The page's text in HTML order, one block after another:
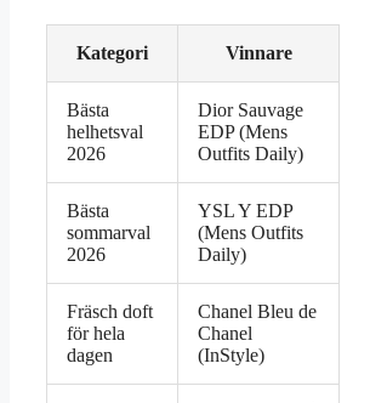
Kategori Vinnare
Bästa
helhetsval
2026
Dior Sauvage
EDP (Mens
Outfits Daily)
Bästa
sommarval
2026
YSL Y EDP
(Mens Outfits
Daily)
Fräsch doft
för hela
dagen
Chanel Bleu de
Chanel
(InStyle)